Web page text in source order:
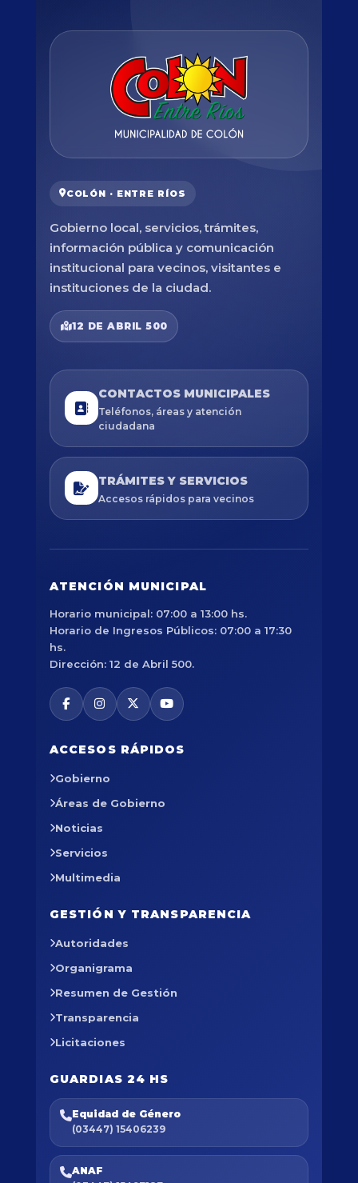
COLÓN · ENTRE RÍOS
Gobierno local, servicios, trámites,
información pública y comunicación
institucional para vecinos, visitantes e
instituciones de la ciudad.
12 DE ABRIL 500
CONTACTOS MUNICIPALES
Teléfonos, áreas y atención
ciudadana
TRÁMITES Y SERVICIOS
Accesos rápidos para vecinos
ATENCIÓN MUNICIPAL
Horario municipal: 07:00 a 13:00 hs.
Horario de Ingresos Públicos: 07:00 a 17:30
hs.
Dirección: 12 de Abril 500.
ACCESOS RÁPIDOS
Gobierno
Áreas de Gobierno
Noticias
Servicios
Multimedia
GESTIÓN Y TRANSPARENCIA
Autoridades
Organigrama
Resumen de Gestión
Transparencia
Licitaciones
GUARDIAS 24 HS
Equidad de Género
(03447) 15406239
ANAF